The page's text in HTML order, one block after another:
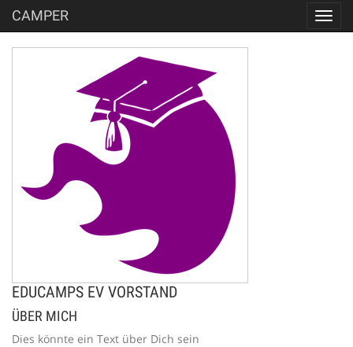
CAMPER
EDUCAMPS EV VORSTAND
ÜBER MICH
Dies könnte ein Text über Dich sein